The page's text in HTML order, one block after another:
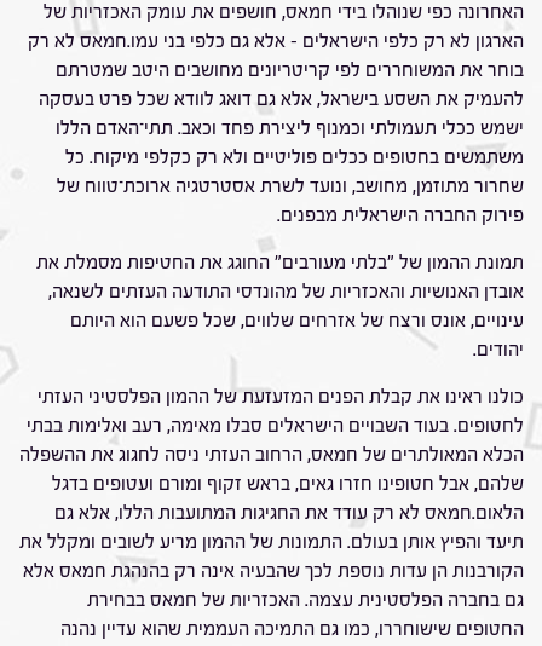
האחרונה כפי שנוהלו בידי חמאס, חושפים את עומק האכזריות של
הארגון לא רק כלפי הישראלים – אלא גם כלפי בני עמו.חמאס לא רק
בוחר את המשוחררים לפי קריטריונים מחושבים היטב שמטרתם
להעמיק את השסע בישראל, אלא גם דואג לוודא שכל פרט בעסקה
ישמש ככלי תעמולתי וכמנוף ליצירת פחד וכאב. תתי־האדם הללו
משתמשים בחטופים ככלים פוליטיים ולא רק כקלפי מיקוח. כל
שחרור מתוזמן, מחושב, ונועד לשרת אסטרטגיה ארוכת־טווח של
פירוק החברה הישראלית מבפנים.
תמונת ההמון של "בלתי מעורבים" החוגג את החטיפות מסמלת את
אובדן האנושיות והאכזריות של מהונדסי התודעה העזתים לשנאה,
עינויים, אונס ורצח של אזרחים שלווים, שכל פשעם הוא היותם
יהודים.
כולנו ראינו את קבלת הפנים המזעזעת של ההמון הפלסטיני העזתי
לחטופים. בעוד השבויים הישראלים סבלו מאימה, רעב ואלימות בבתי
הכלא המאולתרים של חמאס, הרחוב העזתי ניסה לחגוג את ההשפלה
שלהם, אבל חטופינו חזרו גאים, בראש זקוף ומורם ועטופים בדגל
הלאום.חמאס לא רק עודד את החגיגות המתועבות הללו, אלא גם
תיעד והפיץ אותן בעולם. התמונות של ההמון מריע לשובים ומקלל את
הקורבנות הן עדות נוספת לכך שהבעיה אינה רק בהנהגת חמאס אלא
גם בחברה הפלסטינית עצמה. האכזריות של חמאס בבחירת
החטופים שישוחררו, כמו גם התמיכה העממית שהוא עדיין נהנה